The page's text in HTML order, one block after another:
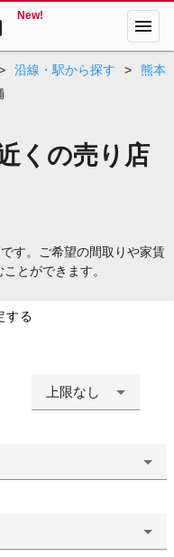
New! menu
沿線・駅から探す >
熊本
くの売り店
す。ご希望の間取りや家賃
とができます。
する
上限なし